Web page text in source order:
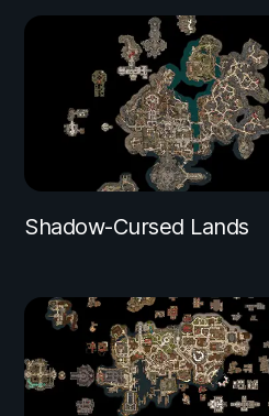
Shadow-Cursed Lands